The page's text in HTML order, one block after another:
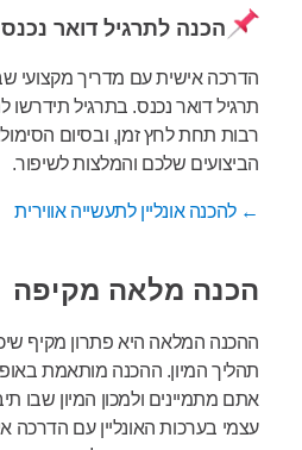
הכנה לתרגיל דואר נכנס
הדרכה אישית עם מדריך מקצועי
תרגיל דואר נכנס. בתרגיל תידרשו
רבות תחת לחץ זמן, ובסיום
הביצועים שלכם והמלצות לשיפור.
← להכנה אונליין לתעשייה אווירית
הכנה מלאה מקיפה
ההכנה המלאה היא פתרון מקיף
תהליך המיון. ההכנה מותאמת
אתם מתמיינים ולמכון המיון שבו
עצמי בערכות האונליין עם הדרכה